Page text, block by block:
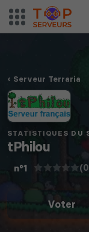
Serveur Terraria
STATISTIQUES DU
tPhilou
n°1
Voter